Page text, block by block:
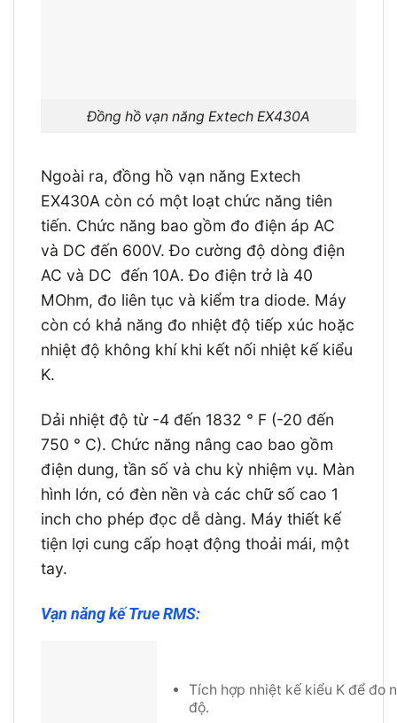
Đồng hồ vạn năng Extech EX430A
Ngoài ra, đồng hồ vạn năng Extech
EX430A còn có một loạt chức năng tiên
tiến. Chức năng bao gồm đo điện áp AC
và DC đến 600V. Đo cường độ dòng điện
AC và DC đến 10A. Đo điện trở là 40
MOhm, đo liên tục và kiểm tra diode. Máy
còn có khả năng đo nhiệt độ tiếp xúc hoặc
nhiệt độ không khí khi kết nối nhiệt kế kiểu
K.
Dải nhiệt độ từ -4 đến 1832 ° F (-20 đến
750 ° C). Chức năng nâng cao bao gồm
điện dung, tần số và chu kỳ nhiệm vụ. Màn
hình lớn, có đèn nền và các chữ số cao 1
inch cho phép đọc dễ dàng. Máy thiết kế
tiện lợi cung cấp hoạt động thoải mái, một
tay.
Vạn năng kế True RMS:
Tích hợp nhiệt kế kiểu K để đo
độ.